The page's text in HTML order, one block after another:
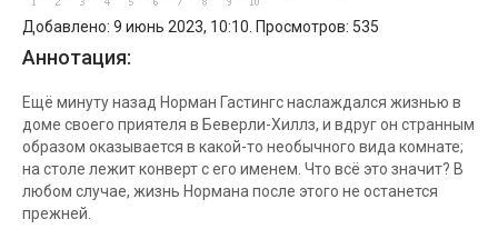
Добавлено: 9 июнь 2023, 10:10. Просмотров: 535
Аннотация:
Ещё минуту назад Норман Гастингс наслаждался жизнью в
доме своего приятеля в Беверли-Хиллз, и вдруг он странным
образом оказывается в какой-то необычного вида комнате;
на столе лежит конверт с его именем. Что всё это значит? В
любом случае, жизнь Нормана после этого не останется
прежней.